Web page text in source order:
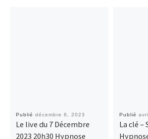
Publié décembre 6, 2023
Le live du 7 Décembre
2023 20h30 Hypnose
Publié
La clé –